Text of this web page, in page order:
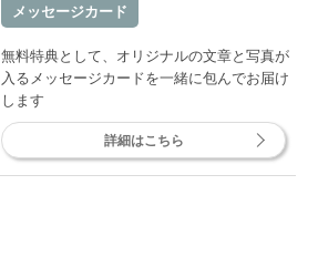
メッセージカード
無料特典として、オリジナルの文章と写真が
入るメッセージカードを一緒に包んでお届け
します
詳細はこちら